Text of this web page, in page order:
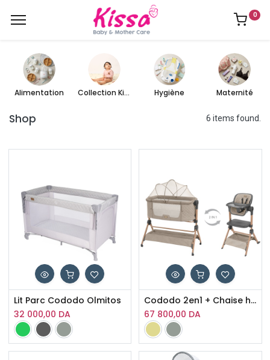
0
Alimentation Collection Kissa Hygiène Maternité
Shop 6 items found.
Lit Parc Cododo Olmitos
32 000,00 DA
Cododo 2en1 + Chaise haute Sleat Me Kikka Boo
67 800,00 DA